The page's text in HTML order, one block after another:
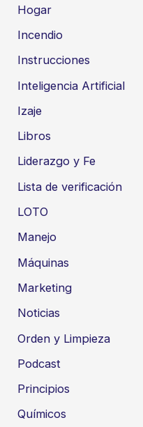
Hogar
Incendio
Instrucciones
Inteligencia Artificial
Izaje
Libros
Liderazgo y Fe
Lista de verificación
LOTO
Manejo
Máquinas
Marketing
Noticias
Orden y Limpieza
Podcast
Principios
Químicos